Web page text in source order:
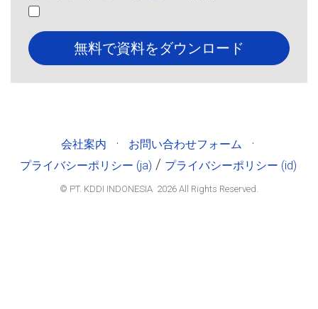
無料で資料をダウンロード
会社案内 · お問い合わせフォーム ·
プライバシーポリシー (ja) / プライバシーポリシー (id)
© PT. KDDI INDONESIA 2026 All Rights Reserved.